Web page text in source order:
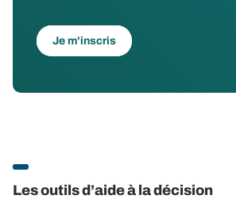
Je m'inscris
Les outils d’aide à la décision